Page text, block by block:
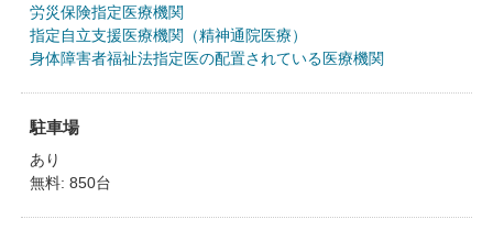
労災保険指定医療機関
指定自立支援医療機関（精神通院医療）
身体障害者福祉法指定医の配置されている医療機関
駐車場
あり
無料: 850台